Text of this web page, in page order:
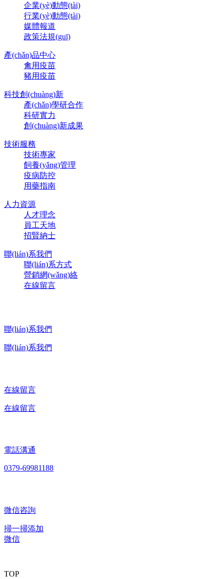
企業(yè)動態(tài)
行業(yè)動態(tài)
媒體報道
政策法規(guī)
產(chǎn)品中心
禽用疫苗
豬用疫苗
科技創(chuàng)新
產(chǎn)學研合作
科研實力
創(chuàng)新成果
技術服務
技術專家
飼養(yǎng)管理
疫病防控
用藥指南
人力資源
人才理念
員工天地
招賢納士
聯(lián)系我們
聯(lián)系方式
營銷網(wǎng)絡
在線留言
聯(lián)系我們
聯(lián)系我們
在線留言
在線留言
電話溝通
0379-69981188
微信咨詢
掃一掃添加
微信
TOP